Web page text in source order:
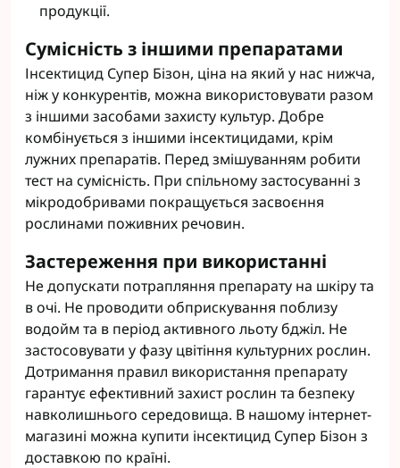
продукції.
Сумісність з іншими препаратами
Інсектицид Супер Бізон, ціна на який у нас нижча,
ніж у конкурентів, можна використовувати разом
з іншими засобами захисту культур. Добре
комбінується з іншими інсектицидами, крім
лужних препаратів. Перед змішуванням робити
тест на сумісність. При спільному застосуванні з
мікродобривами покращується засвоєння
рослинами поживних речовин.
Застереження при використанні
Не допускати потрапляння препарату на шкіру та
в очі. Не проводити обприскування поблизу
водойм та в період активного льоту бджіл. Не
застосовувати у фазу цвітіння культурних рослин.
Дотримання правил використання препарату
гарантує ефективний захист рослин та безпеку
навколишнього середовища. В нашому інтернет-
магазині можна купити інсектицид Супер Бізон з
доставкою по країні.